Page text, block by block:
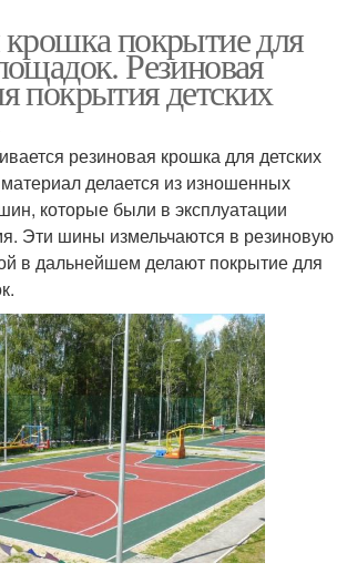
крошка покрытие для
Резиновая
покрытия детских
резиновая крошка для детских
делается из изношенных
которые были в эксплуатации
Эти шины измельчаются в резиновую
в дальнейшем делают покрытие для